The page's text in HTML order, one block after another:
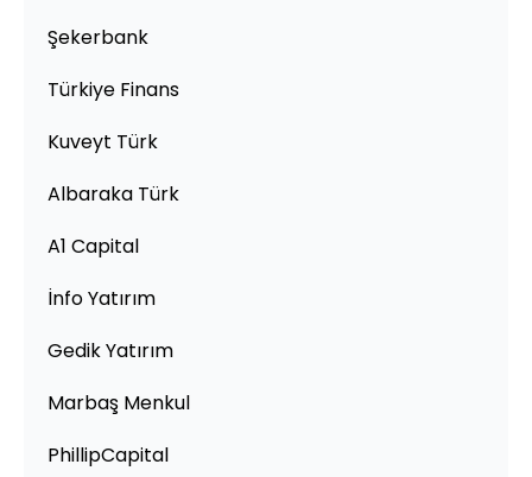
Şekerbank
Türkiye Finans
Kuveyt Türk
Albaraka Türk
A1 Capital
İnfo Yatırım
Gedik Yatırım
Marbaş Menkul
PhillipCapital